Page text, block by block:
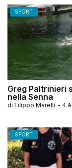
SPORT
Greg Paltrinieri
nella Senna
di Filippo Marelli - 4
SPORT